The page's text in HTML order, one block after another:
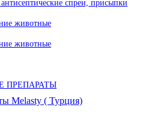
спреи, присыпки
животные
животные
ПРЕПАРАТЫ
Melasty ( Турция)